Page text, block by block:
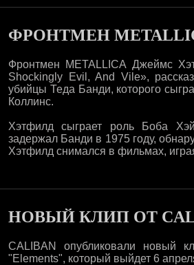
ФРОНТМЕН
Фронтмен METALLICA Джеймс
Shockingly Evil, And Vile»,
убийцы Теда Банди, которого
Коллинс.
Хэтфилд сыграет роль Боба
задержал Банди в 1975 году,
Хэтфилд снимался в фильмах,
НОВЫЙ КЛИП ОТ
CALIBAN опубликовали новый
"Elements", который выйдет 6